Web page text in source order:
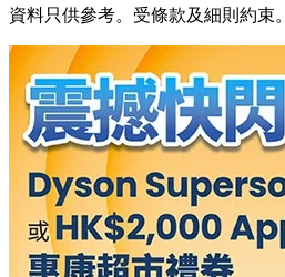
資料只供參考。受條款及細則約束。